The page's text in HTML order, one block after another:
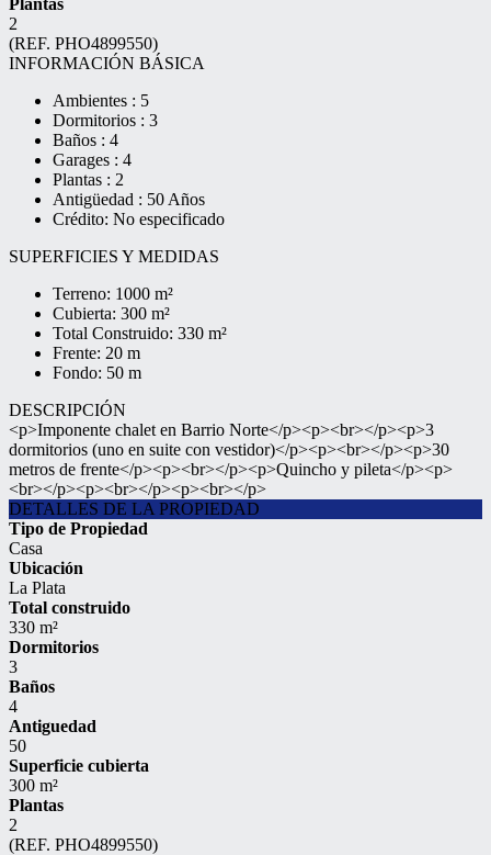
Plantas
2
(REF. PHO4899550)
INFORMACIÓN BÁSICA
Ambientes : 5
Dormitorios : 3
Baños : 4
Garages : 4
Plantas : 2
Antigüedad : 50 Años
Crédito: No especificado
SUPERFICIES Y MEDIDAS
Terreno: 1000 m²
Cubierta: 300 m²
Total Construido: 330 m²
Frente: 20 m
Fondo: 50 m
DESCRIPCIÓN
<p>Imponente chalet en Barrio Norte</p><p><br></p><p>3
dormitorios (uno en suite con vestidor)</p><p><br></p><p>30
metros de frente</p><p><br></p><p>Quincho y pileta</p><p>
<br></p><p><br></p><p><br></p>
DETALLES DE LA PROPIEDAD
Tipo de Propiedad
Casa
Ubicación
La Plata
Total construido
330 m²
Dormitorios
3
Baños
4
Antiguedad
50
Superficie cubierta
300 m²
Plantas
2
(REF. PHO4899550)